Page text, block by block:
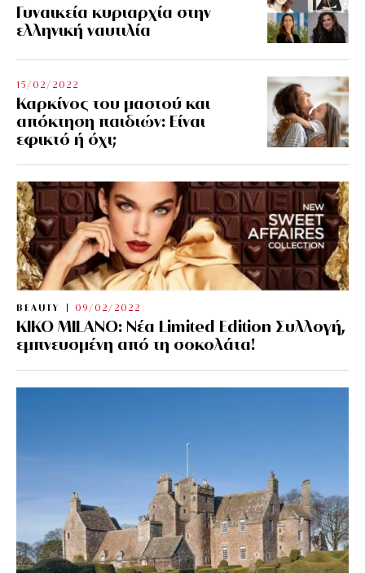
Γυναικεία κυριαρχία στην
ελληνική ναυτιλία
15/02/2022
Καρκίνος του μαστού και
απόκτηση παιδιών: Είναι
εφικτό ή όχι;
BEAUTY 09/02/2022
KIKO MILANO: Νέα Limited Edition Συλλογή,
εμπνευσμένη από τη σοκολάτα!